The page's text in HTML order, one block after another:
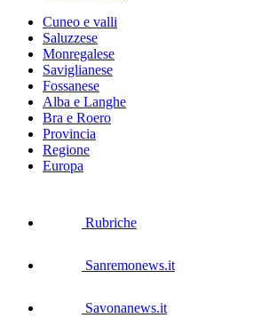
Cuneo e valli
Saluzzese
Monregalese
Saviglianese
Fossanese
Alba e Langhe
Bra e Roero
Provincia
Regione
Europa
Rubriche
Sanremonews.it
Savonanews.it